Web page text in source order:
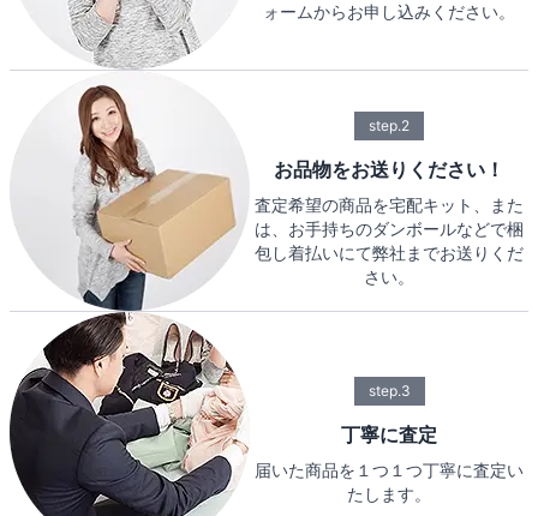
ォームからお申し込みください。
step.2
お品物をお送りください！
査定希望の商品を宅配キット、また
は、お手持ちのダンボールなどで梱
包し着払いにて弊社までお送りくだ
さい。
step.3
丁寧に査定
届いた商品を１つ１つ丁寧に査定い
たします。